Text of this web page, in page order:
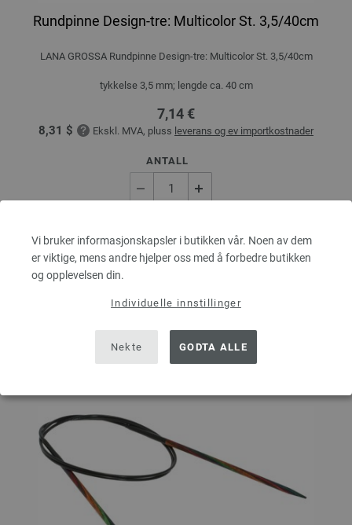
Vi bruker informasjonskapsler i butikken vår. Noen av dem
er viktige, mens andre hjelper oss med å forbedre butikken
og opplevelsen din.
Individuelle innstillinger
Nekte GODTA ALLE
Rundpinne Design-tre: Multicolor St. 3,5/40cm
LANA GROSSA Rundpinne Design-tre: Multicolor St. 3,5/40cm
tykkelse 3,5 mm; lengde ca. 40 cm
7,14 €
8,31 $ Ekskl. MVA, pluss leverans og ev importkostnader
ANTALL